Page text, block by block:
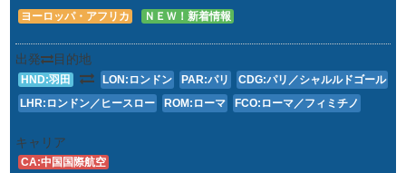
ヨーロッパ・アフリカ ＮＥＷ！新着情報
出発 目的地
HND:羽田 LON:ロンドン PAR:パリ
CDG:パリ／シャルルドゴール
LHR:ロンドン／ヒースロー
ROM:ローマ FCO:ローマ／フィミチノ
キャリア
CA:中国国際航空